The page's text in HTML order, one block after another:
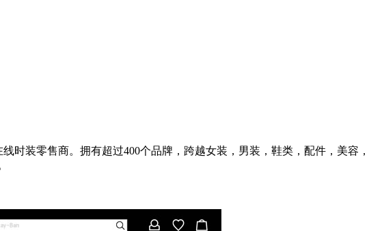
时装零售商。拥有超过400个品牌，跨越女装，男装，鞋类，配件，美容